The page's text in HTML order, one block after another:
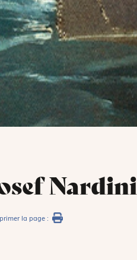
Nardini
la page :